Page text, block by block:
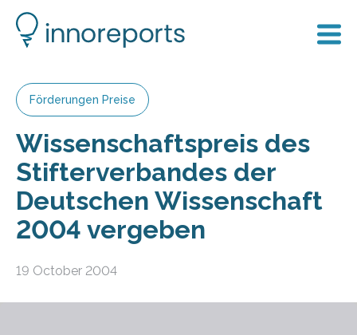
Förderungen Preise
Wissenschaftspreis des
Stifterverbandes der
Deutschen Wissenschaft
2004 vergeben
19 October 2004